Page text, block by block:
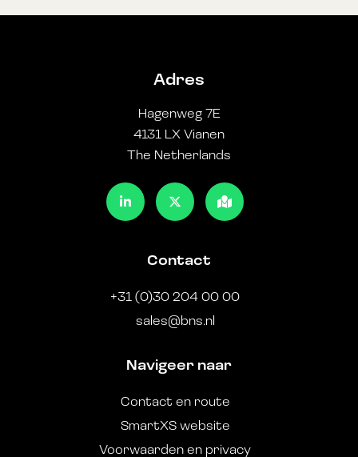
Adres
Hagenweg 7E
4131 LX Vianen
The Netherlands
Contact
+31 (0)30 204 00 00
sales@bns.nl
Navigeer naar
Contact en route
SmartXS website
Voorwaarden en privacy